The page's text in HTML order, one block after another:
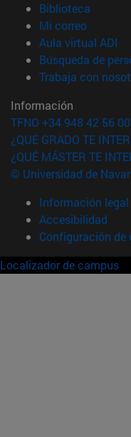
Biblioteca
Mi correo(abre en
Aula virtual ADI
Búsqueda de
Trabaja con
Información
TFNO +34 948 42 56 00
¿QUÉ GRADO TE
¿QUÉ MÁSTER TE
© Universidad de
Información legal
Accesibilidad
Configuración de
Localizador de campus